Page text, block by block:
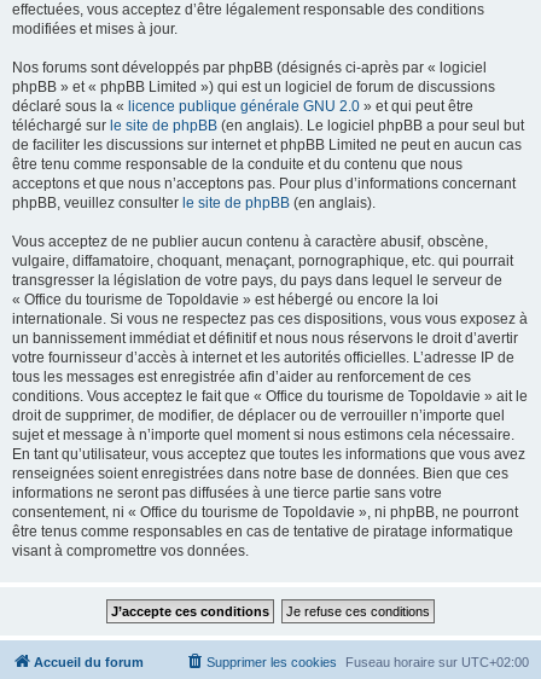
effectuées, vous acceptez d’être légalement responsable des conditions
modifiées et mises à jour.
Nos forums sont développés par phpBB (désignés ci-après par « logiciel
phpBB » et « phpBB Limited ») qui est un logiciel de forum de discussions
déclaré sous la « licence publique générale GNU 2.0 » et qui peut être
téléchargé sur le site de phpBB (en anglais). Le logiciel phpBB a pour seul but
de faciliter les discussions sur internet et phpBB Limited ne peut en aucun cas
être tenu comme responsable de la conduite et du contenu que nous
acceptons et que nous n’acceptons pas. Pour plus d’informations concernant
phpBB, veuillez consulter le site de phpBB (en anglais).
Vous acceptez de ne publier aucun contenu à caractère abusif, obscène,
vulgaire, diffamatoire, choquant, menaçant, pornographique, etc. qui pourrait
transgresser la législation de votre pays, du pays dans lequel le serveur de
« Office du tourisme de Topoldavie » est hébergé ou encore la loi
internationale. Si vous ne respectez pas ces dispositions, vous vous exposez à
un bannissement immédiat et définitif et nous nous réservons le droit d’avertir
votre fournisseur d’accès à internet et les autorités officielles. L’adresse IP de
tous les messages est enregistrée afin d’aider au renforcement de ces
conditions. Vous acceptez le fait que « Office du tourisme de Topoldavie » ait le
droit de supprimer, de modifier, de déplacer ou de verrouiller n’importe quel
sujet et message à n’importe quel moment si nous estimons cela nécessaire.
En tant qu’utilisateur, vous acceptez que toutes les informations que vous avez
renseignées soient enregistrées dans notre base de données. Bien que ces
informations ne seront pas diffusées à une tierce partie sans votre
consentement, ni « Office du tourisme de Topoldavie », ni phpBB, ne pourront
être tenus comme responsables en cas de tentative de piratage informatique
visant à compromettre vos données.
Accueil du forum Fuseau horaire sur UTC+02:00
Supprimer les cookies